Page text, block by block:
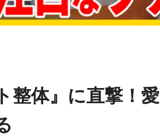
整体』に直撃！愛